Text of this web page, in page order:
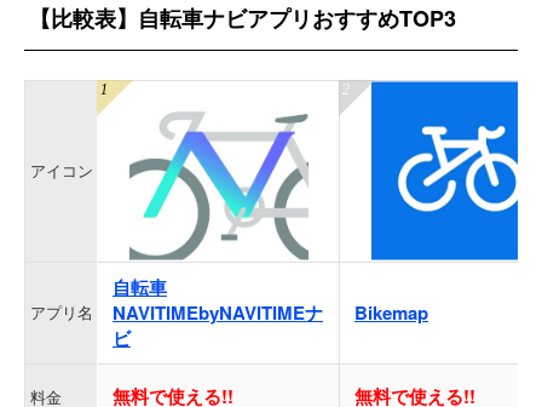
【比較表】自転車ナビアプリおすすめTOP3
アイコン
アプリ名
自転車
NAVITIMEbyNAVITIMEナ
ビ
Bikemap
料金 無料で使える!! 無料で使える!!